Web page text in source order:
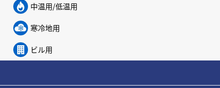
中温用/低温用
寒冷地用
ビル用